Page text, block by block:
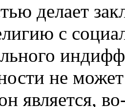
делает
с
не
является,